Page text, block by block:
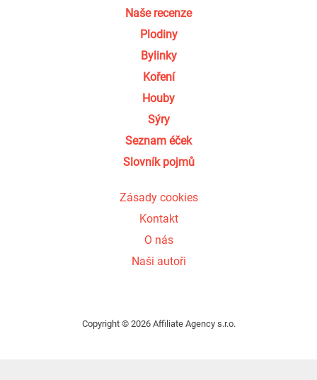
Naše recenze
Plodiny
Bylinky
Koření
Houby
Sýry
Seznam éček
Slovník pojmů
Zásady cookies
Kontakt
O nás
Naši autoři
Copyright © 2026 Affiliate Agency s.r.o.